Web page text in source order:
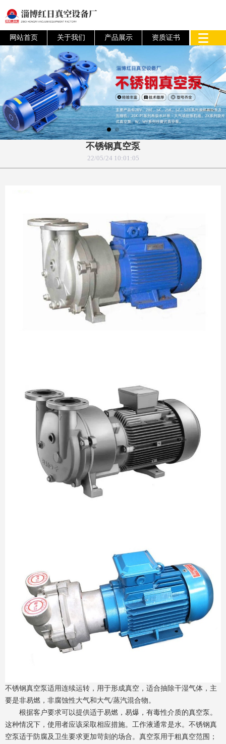
网站首页 关于我们 产品展示 资质证书
不锈钢真空泵
22/05/24 10:01:05
不锈钢真空泵适用连续运转，用于形成真空，适合抽除干湿气体，主
要是非易燃，非腐蚀性大气和大气/蒸汽混合物。
根据客户要求可以提供适于易燃，易爆，有毒性介质的真空泵。
这种情况下，使用者应该采取相应措施。工作液通常是水。不锈钢真
空泵适于防腐及卫生要求更加苛刻的场合。真空泵用于粗真空范围；